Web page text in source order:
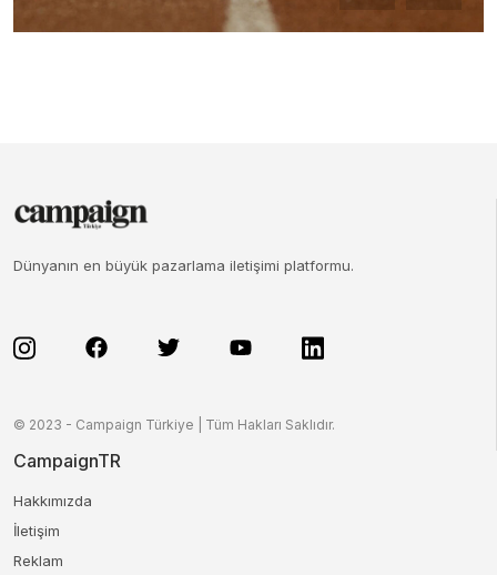
Dünyanın en büyük pazarlama iletişimi platformu.
© 2023 - Campaign Türkiye | Tüm Hakları Saklıdır.
CampaignTR
Hakkımızda
İletişim
Reklam